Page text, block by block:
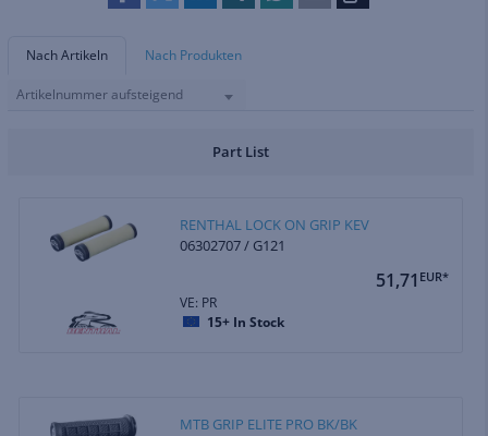
Nach Artikeln Nach Produkten
Artikelnummer aufsteigend
Part List
RENTHAL LOCK ON GRIP KEV
06302707 / G121
51,71 EUR*
VE: PR
15+ In Stock
MTB GRIP ELITE PRO BK/BK